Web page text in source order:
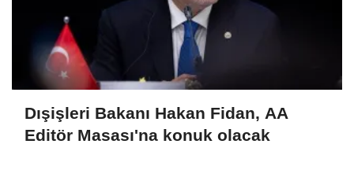
Dışişleri Bakanı Hakan Fidan, AA
Editör Masası'na konuk olacak